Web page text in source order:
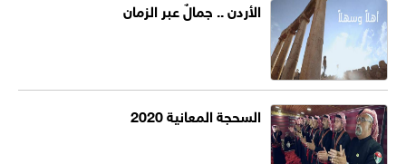
الأردن .. جمالٌ عبر الزمان
السحجة المعانية 2020